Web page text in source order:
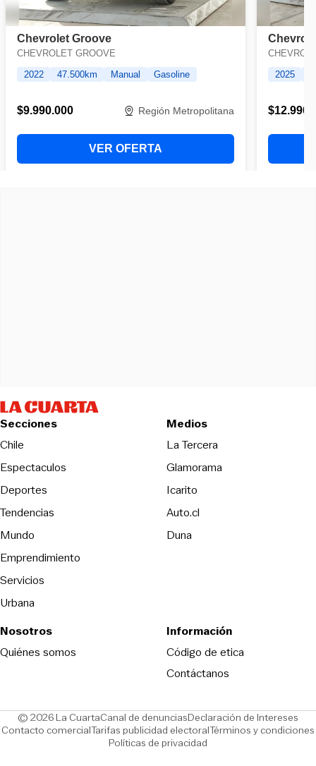
Secciones
Chile
Espectaculos
Deportes
Tendencias
Mundo
Emprendimiento
Servicios
Urbana
Medios
La TerceraOpens in new
Glamorama
Icarito
Auto.cl
DunaOpens in new window
Nosotros
Quiénes somos
Información
Código de eticaOpens in new
Contáctanos
© 2026 La CuartaCanal de denunciasOpens in new window
Declaración de Intereses
Contacto comercialOpens in new window
Tarifas publicidad electoralOpens in new window
Términos y condiciones
Políticas de privacidad